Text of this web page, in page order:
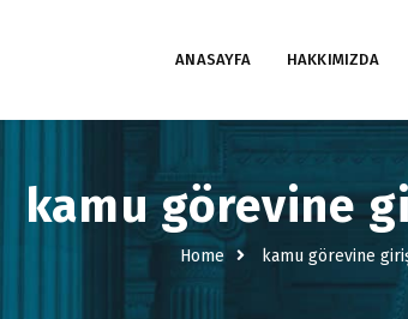
ANASAYFA HAKKIMIZDA
kamu görevine
Home kamu görevine